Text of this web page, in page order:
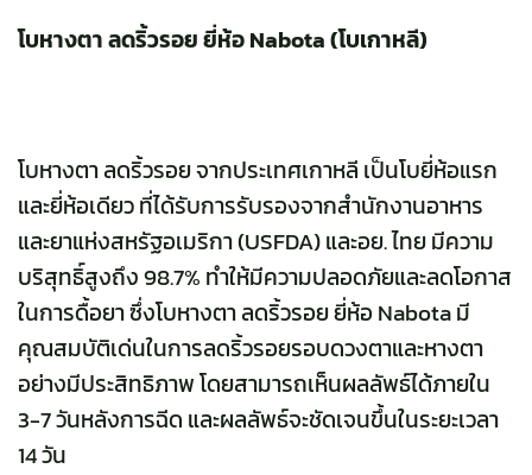
โบหางตา ลดริ้วรอย ยี่ห้อ Nabota (โบเกาหลี)
โบหางตา ลดริ้วรอย จากประเทศเกาหลี เป็นโบยี่ห้อแรก
และยี่ห้อเดียว ที่ได้รับการรับรองจากสำนักงานอาหาร
และยาแห่งสหรัฐอเมริกา (USFDA) และอย. ไทย มีความ
บริสุทธิ์สูงถึง 98.7% ทำให้มีความปลอดภัยและลดโอกาส
ในการดื้อยา ซึ่งโบหางตา ลดริ้วรอย ยี่ห้อ Nabota มี
คุณสมบัติเด่นในการลดริ้วรอยรอบดวงตาและหางตา
อย่างมีประสิทธิภาพ โดยสามารถเห็นผลลัพธ์ได้ภายใน
3-7 วันหลังการฉีด และผลลัพธ์จะชัดเจนขึ้นในระยะเวลา
14 วัน